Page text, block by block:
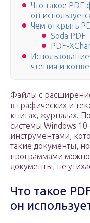
Что такое PDF
он
Чем открыть
Soda PDF
PDF-
чтения и
Файлы с
в графических и
книгах, журналах.
системы Windows
инструментами,
такие документы,
программами можно
документы, не
Что такое
он